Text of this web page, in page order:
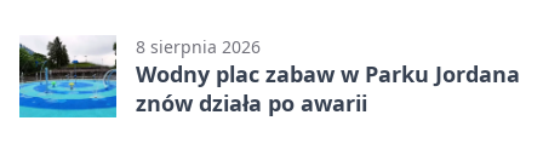
8 sierpnia 2026
Wodny plac zabaw w Parku Jordana
znów działa po awarii